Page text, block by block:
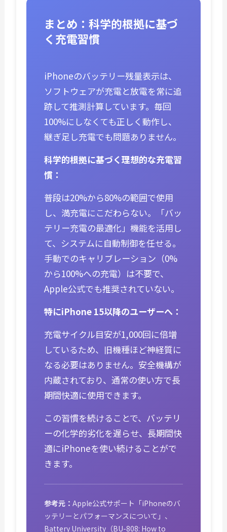
まとめ：科学的根拠に基づ
く充電習慣
iPhoneのバッテリー残量表示は、
ソフトウェアが充電と放電を常に追
跡して推測計算しています。毎回
100%にしなくても正しく動作し、
継ぎ足し充電でも問題ありません。
科学的根拠に基づく理想的な充電習
慣：
普段は20%から80%の範囲で使用
し、満充電にこだわらない。「バッ
テリー充電の最適化」機能を活用し
て、システムに自動制御を任せる。
手動でのキャリブレーション（0%
から100%への充電）は不要で、
Apple公式でも推奨されていない。
特にiPhone 15以降のユーザーへ：
充電サイクル目安が1,000回に倍増
しているため、旧機種ほど神経質に
なる必要はありません。安全機構が
内蔵されており、通常の使い方で長
期間快適に使用できます。
この習慣を続けることで、バッテリ
ーの化学的劣化を遅らせ、長期間快
適にiPhoneを使い続けることがで
きます。
参考元：Apple公式サポート「iPhoneのバ
ッテリーとパフォーマンスについて」、
Battery University（BU-808: How to